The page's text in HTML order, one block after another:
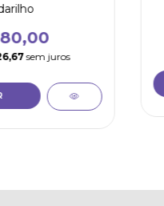
sem juros